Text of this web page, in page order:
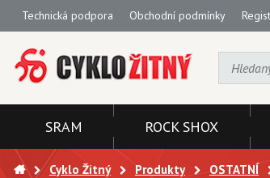
Technická podpora Obchodní podmínky
SRAM ROCK SHOX
Cyklo Žitný Produkty OSTATNÍ